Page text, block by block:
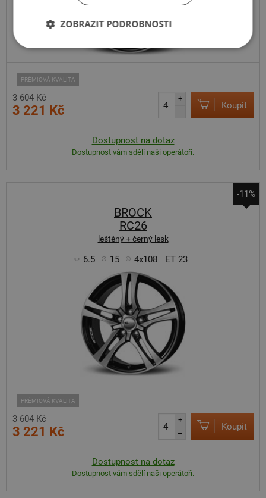
PRÉMIOVÁ KVALITA
3 604 Kč
3 221 Kč
+
–
Koupit
Dostupnost na dotaz
Dostupnost vám sdělí naši operátoři.
-11%
BROCK
RC26
leštěný + černý lesk
6.5 15 4x108 ET 23
PRÉMIOVÁ KVALITA
3 604 Kč
3 221 Kč
+
–
Koupit
Dostupnost na dotaz
Dostupnost vám sdělí naši operátoři.
ZOBRAZIT PODROBNOSTI